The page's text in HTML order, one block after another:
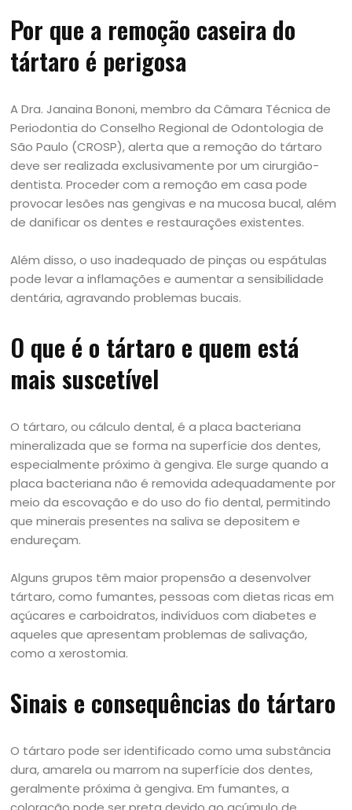
Por que a remoção caseira do
tártaro é perigosa
A Dra. Janaina Bononi, membro da Câmara Técnica de
Periodontia do Conselho Regional de Odontologia de
São Paulo (CROSP), alerta que a remoção do tártaro
deve ser realizada exclusivamente por um cirurgião-
dentista. Proceder com a remoção em casa pode
provocar lesões nas gengivas e na mucosa bucal, além
de danificar os dentes e restaurações existentes.
Além disso, o uso inadequado de pinças ou espátulas
pode levar a inflamações e aumentar a sensibilidade
dentária, agravando problemas bucais.
O que é o tártaro e quem está
mais suscetível
O tártaro, ou cálculo dental, é a placa bacteriana
mineralizada que se forma na superfície dos dentes,
especialmente próximo à gengiva. Ele surge quando a
placa bacteriana não é removida adequadamente por
meio da escovação e do uso do fio dental, permitindo
que minerais presentes na saliva se depositem e
endureçam.
Alguns grupos têm maior propensão a desenvolver
tártaro, como fumantes, pessoas com dietas ricas em
açúcares e carboidratos, indivíduos com diabetes e
aqueles que apresentam problemas de salivação,
como a xerostomia.
Sinais e consequências do tártaro
O tártaro pode ser identificado como uma substância
dura, amarela ou marrom na superfície dos dentes,
geralmente próxima à gengiva. Em fumantes, a